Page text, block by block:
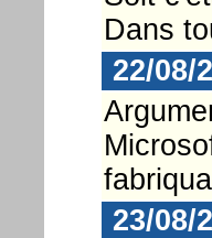
Dans
22/08/
23/08/